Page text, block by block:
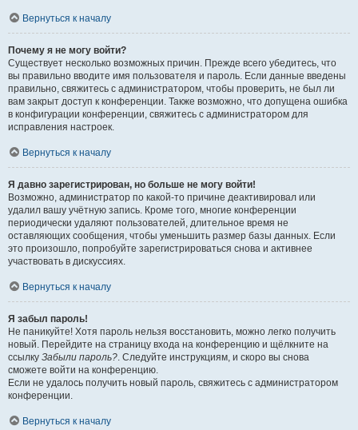
Вернуться к началу
Почему я не могу войти?
Существует несколько возможных причин. Прежде всего убедитесь, что
вы правильно вводите имя пользователя и пароль. Если данные введены
правильно, свяжитесь с администратором, чтобы проверить, не был ли
вам закрыт доступ к конференции. Также возможно, что допущена ошибка
в конфигурации конференции, свяжитесь с администратором для
исправления настроек.
Вернуться к началу
Я давно зарегистрирован, но больше не могу войти!
Возможно, администратор по какой-то причине деактивировал или
удалил вашу учётную запись. Кроме того, многие конференции
периодически удаляют пользователей, длительное время не
оставляющих сообщения, чтобы уменьшить размер базы данных. Если
это произошло, попробуйте зарегистрироваться снова и активнее
участвовать в дискуссиях.
Вернуться к началу
Я забыл пароль!
Не паникуйте! Хотя пароль нельзя восстановить, можно легко получить
новый. Перейдите на страницу входа на конференцию и щёлкните на
ссылку Забыли пароль?. Следуйте инструкциям, и скоро вы снова
сможете войти на конференцию.
Если не удалось получить новый пароль, свяжитесь с администратором
конференции.
Вернуться к началу